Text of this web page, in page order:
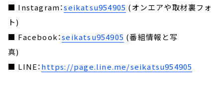
■ Instagram：seikatsu954905 (オンエアや取材裏フォ
ト)
■ Facebook：seikatsu954905 (番組情報と写
真)
■ LINE：https://page.line.me/seikatsu954905